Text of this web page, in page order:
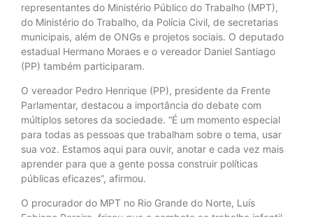
representantes do Ministério Público do Trabalho (MPT),
do Ministério do Trabalho, da Polícia Civil, de secretarias
municipais, além de ONGs e projetos sociais. O deputado
estadual Hermano Moraes e o vereador Daniel Santiago
(PP) também participaram.
O vereador Pedro Henrique (PP), presidente da Frente
Parlamentar, destacou a importância do debate com
múltiplos setores da sociedade. “É um momento especial
para todas as pessoas que trabalham sobre o tema, usar
sua voz. Estamos aqui para ouvir, anotar e cada vez mais
aprender para que a gente possa construir políticas
públicas eficazes”, afirmou.
O procurador do MPT no Rio Grande do Norte, Luís